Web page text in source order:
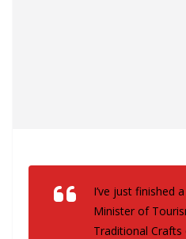
I’ve just finished
Minister of
Traditional